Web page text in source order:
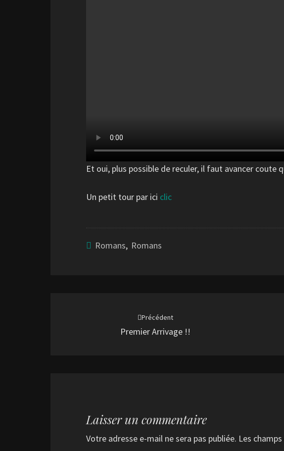
Et oui, plus possible de reculer, il faut avancer coute
Un petit tour par ici clic
Romans, Romans
Précédent
Premier Arrivage !!
Laisser un commentaire
Votre adresse e-mail ne sera pas publiée. Les